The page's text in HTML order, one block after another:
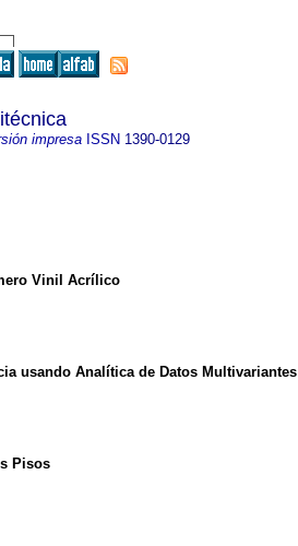
impresaISSN 1390-0129
Vinil Acrílico
usando Analítica de Datos Multivariantes
Pisos